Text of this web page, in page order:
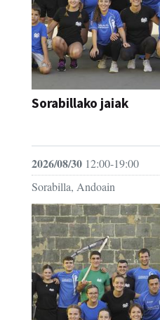
Sorabillako jaiak
2026/08/30 12:00-19:00
Sorabilla, Andoain